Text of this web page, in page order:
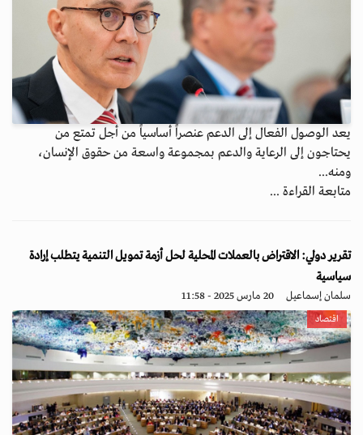
يعد الوصول الفعال إلى الدعم عنصراً أساسياً من أجل تمتع من
يحتاجون إلى الرعاية والدعم بمجموعة واسعة من حقوق الإنسان،
ومنه...
متابعة القراءة ...
تقرير دولي: الاقتراض بالعملات المحلية لحل أزمة تمويل التنمية يتطلب إرادة
سياسية
سلمان إسماعيل 20 مارس 2025 - 11:58
اقتصاد